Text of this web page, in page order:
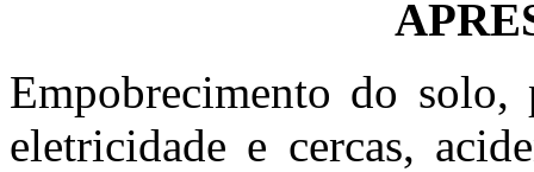
Empobrecimento do solo,
eletricidade e cercas,